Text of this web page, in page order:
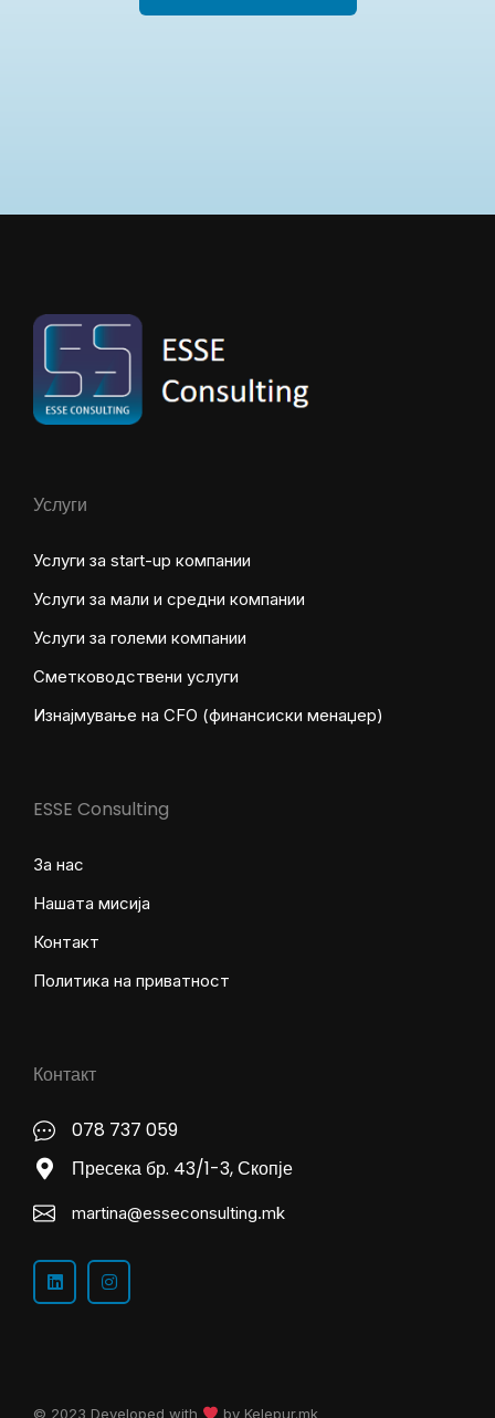
Услуги
Услуги за start-up компании
Услуги за мали и средни компании
Услуги за големи компании
Сметководствени услуги
Изнајмување на CFO (финансиски менаџер)
ESSE Consulting
За нас
Нашата мисија
Контакт
Политика на приватност
Контакт
078 737 059
Пресека бр. 43/1-3, Скопје
martina@esseconsulting.mk
© 2023 Developed with by Kelepur.mk